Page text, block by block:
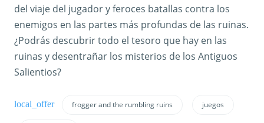
del viaje del jugador y feroces batallas contra los
enemigos en las partes más profundas de las ruinas.
¿Podrás descubrir todo el tesoro que hay en las
ruinas y desentrañar los misterios de los Antiguos
Salientios?
frogger and the rumbling ruins juegos